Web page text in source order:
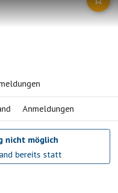
Anmeldungen
nicht möglich
bereits statt